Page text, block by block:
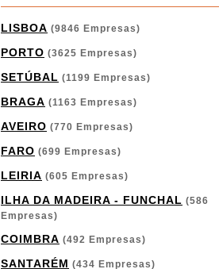
LISBOA (9846 Empresas)
PORTO (3625 Empresas)
SETÚBAL (1199 Empresas)
BRAGA (1163 Empresas)
AVEIRO (770 Empresas)
FARO (699 Empresas)
LEIRIA (605 Empresas)
ILHA DA MADEIRA - FUNCHAL (586
Empresas)
COIMBRA (492 Empresas)
SANTARÉM (434 Empresas)